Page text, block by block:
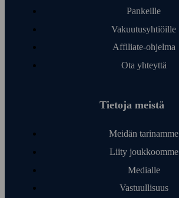
Pankeille
Vakuutusyhtiöille
Affiliate-ohjelma
Ota yhteyttä
Tietoja meistä
Meidän tarinamme
Liity joukkoomme
Medialle
Vastuullisuus